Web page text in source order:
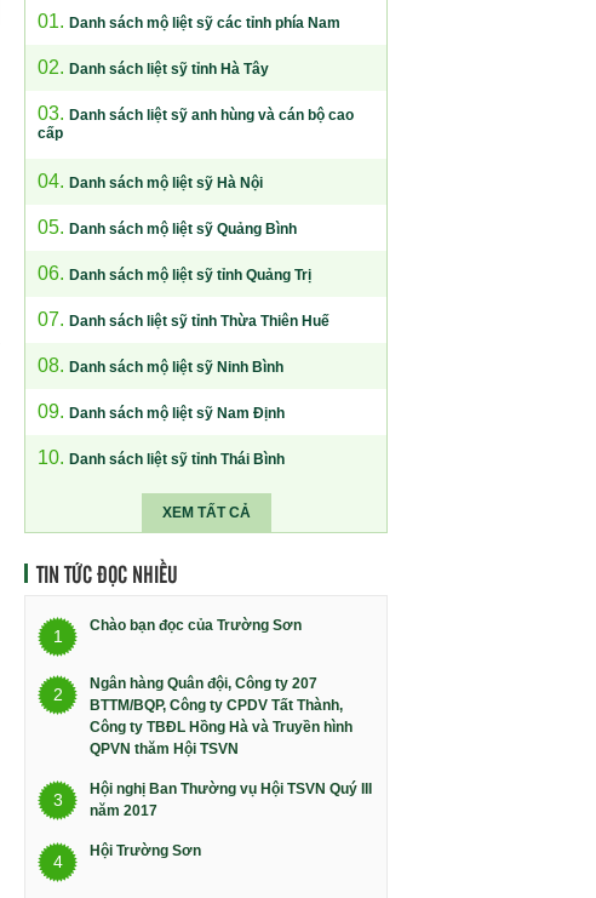
01. Danh sách mộ liệt sỹ các tỉnh phía Nam
02. Danh sách liệt sỹ tỉnh Hà Tây
03. Danh sách liệt sỹ anh hùng và cán bộ cao
cấp
04. Danh sách mộ liệt sỹ Hà Nội
05. Danh sách mộ liệt sỹ Quảng Bình
06. Danh sách mộ liệt sỹ tỉnh Quảng Trị
07. Danh sách liệt sỹ tỉnh Thừa Thiên Huế
08. Danh sách mộ liệt sỹ Ninh Bình
09. Danh sách mộ liệt sỹ Nam Định
10. Danh sách liệt sỹ tỉnh Thái Bình
XEM TẤT CẢ
TIN TỨC ĐỌC NHIỀU
1
Chào bạn đọc của Trường Sơn
2
Ngân hàng Quân đội, Công ty 207
BTTM/BQP, Công ty CPDV Tất Thành,
Công ty TBĐL Hồng Hà và Truyền hình
QPVN thăm Hội TSVN
3
Hội nghị Ban Thường vụ Hội TSVN Quý III
năm 2017
4
Hội Trường Sơn